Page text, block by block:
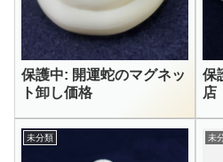
保護中: 開運蛇のマグネッ
ト卸し価格
保
未分類 未